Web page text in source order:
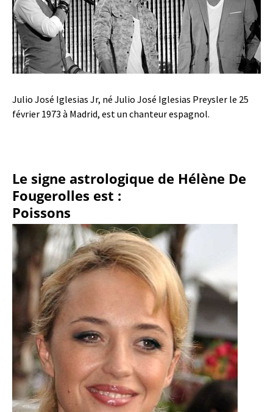
Julio José Iglesias Jr, né Julio José Iglesias Preysler le 25
février 1973 à Madrid, est un chanteur espagnol.
Le signe astrologique de Hélène De
Fougerolles est :
Poissons